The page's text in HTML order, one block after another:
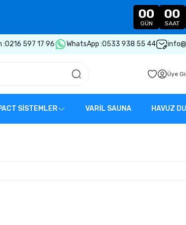
00
GÜN
00
SAAT
:0216 597 17 96 WhatsApp :0533 938 55 44
Üye
SİSTEMLER VARİL SAUNA HAVUZ